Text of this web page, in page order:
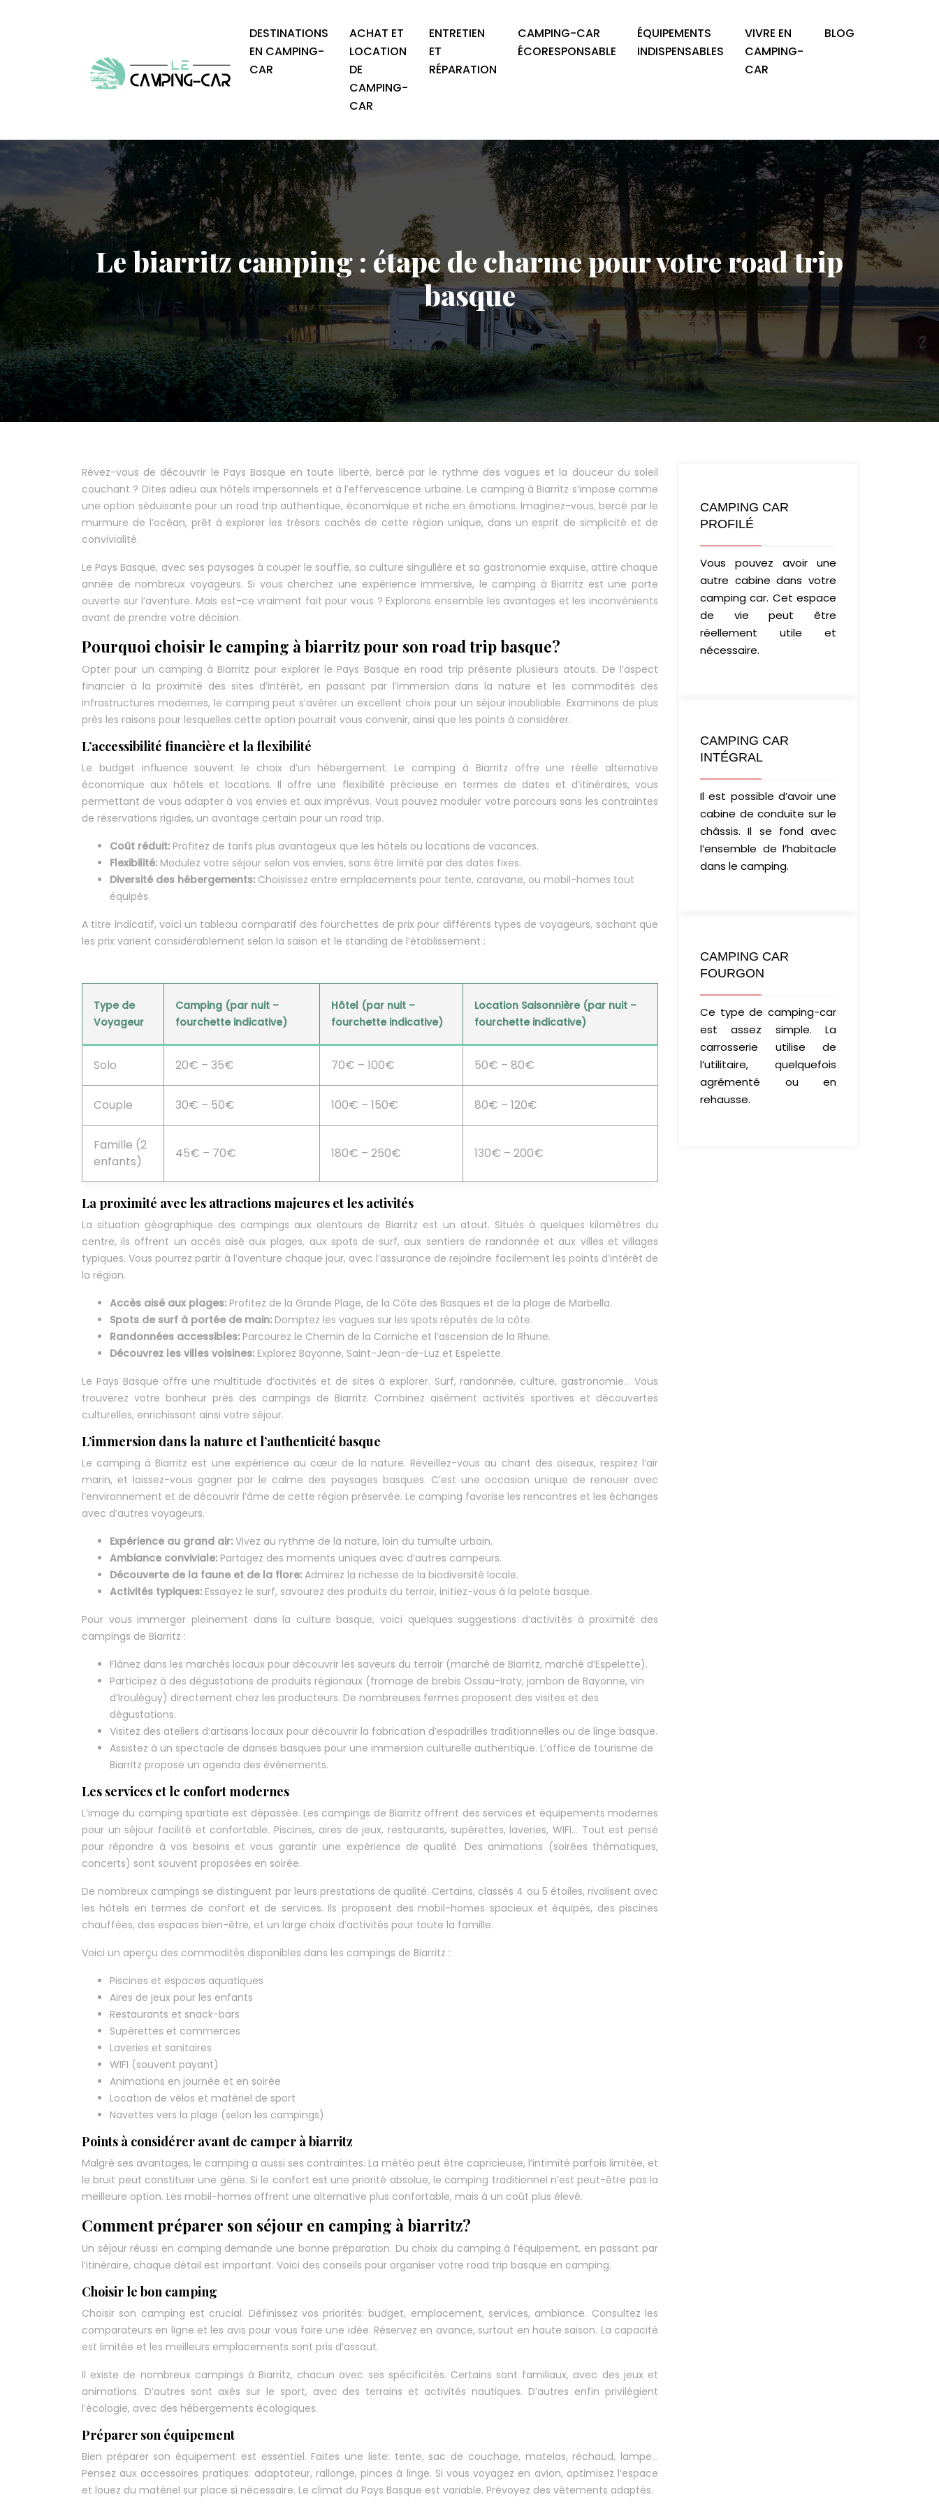
DESTINATIONS
EN CAMPING-
CAR
ACHAT ET
LOCATION
DE
CAMPING-
CAR
ENTRETIEN
ET
RÉPARATION
CAMPING-CAR
ÉCORESPONSABLE
ÉQUIPEMENTS
INDISPENSABLES
VIVRE EN
CAMPING-
CAR
BLOG
Le biarritz camping : étape de charme pour votre road trip
basque
Rêvez-vous de découvrir le Pays Basque en toute liberté, bercé par le rythme des vagues et la douceur du soleil
couchant ? Dites adieu aux hôtels impersonnels et à l’effervescence urbaine. Le camping à Biarritz s’impose comme
une option séduisante pour un road trip authentique, économique et riche en émotions. Imaginez-vous, bercé par le
murmure de l’océan, prêt à explorer les trésors cachés de cette région unique, dans un esprit de simplicité et de
convivialité.
Le Pays Basque, avec ses paysages à couper le souffle, sa culture singulière et sa gastronomie exquise, attire chaque
année de nombreux voyageurs. Si vous cherchez une expérience immersive, le camping à Biarritz est une porte
ouverte sur l’aventure. Mais est-ce vraiment fait pour vous ? Explorons ensemble les avantages et les inconvénients
avant de prendre votre décision.
Pourquoi choisir le camping à biarritz pour son road trip basque?
Opter pour un camping à Biarritz pour explorer le Pays Basque en road trip présente plusieurs atouts. De l’aspect
financier à la proximité des sites d’intérêt, en passant par l’immersion dans la nature et les commodités des
infrastructures modernes, le camping peut s’avérer un excellent choix pour un séjour inoubliable. Examinons de plus
près les raisons pour lesquelles cette option pourrait vous convenir, ainsi que les points à considérer.
L’accessibilité financière et la flexibilité
Le budget influence souvent le choix d’un hébergement. Le camping à Biarritz offre une réelle alternative
économique aux hôtels et locations. Il offre une flexibilité précieuse en termes de dates et d’itinéraires, vous
permettant de vous adapter à vos envies et aux imprévus. Vous pouvez moduler votre parcours sans les contraintes
de réservations rigides, un avantage certain pour un road trip.
Coût réduit: Profitez de tarifs plus avantageux que les hôtels ou locations de vacances.
Flexibilité: Modulez votre séjour selon vos envies, sans être limité par des dates fixes.
Diversité des hébergements: Choisissez entre emplacements pour tente, caravane, ou mobil-homes tout
équipés.
A titre indicatif, voici un tableau comparatif des fourchettes de prix pour différents types de voyageurs, sachant que
les prix varient considérablement selon la saison et le standing de l’établissement :
Type de
Voyageur
Camping (par nuit –
fourchette indicative)
Hôtel (par nuit –
fourchette indicative)
Location Saisonnière (par nuit –
fourchette indicative)
Solo 20€ – 35€ 70€ – 100€ 50€ – 80€
Couple 30€ – 50€ 100€ – 150€ 80€ – 120€
Famille (2
enfants)
45€ – 70€ 180€ – 250€ 130€ – 200€
La proximité avec les attractions majeures et les activités
La situation géographique des campings aux alentours de Biarritz est un atout. Situés à quelques kilomètres du
centre, ils offrent un accès aisé aux plages, aux spots de surf, aux sentiers de randonnée et aux villes et villages
typiques. Vous pourrez partir à l’aventure chaque jour, avec l’assurance de rejoindre facilement les points d’intérêt de
la région.
Accès aisé aux plages: Profitez de la Grande Plage, de la Côte des Basques et de la plage de Marbella.
Spots de surf à portée de main: Domptez les vagues sur les spots réputés de la côte.
Randonnées accessibles: Parcourez le Chemin de la Corniche et l’ascension de la Rhune.
Découvrez les villes voisines: Explorez Bayonne, Saint-Jean-de-Luz et Espelette.
Le Pays Basque offre une multitude d’activités et de sites à explorer. Surf, randonnée, culture, gastronomie… Vous
trouverez votre bonheur près des campings de Biarritz. Combinez aisément activités sportives et découvertes
culturelles, enrichissant ainsi votre séjour.
L’immersion dans la nature et l’authenticité basque
Le camping à Biarritz est une expérience au cœur de la nature. Réveillez-vous au chant des oiseaux, respirez l’air
marin, et laissez-vous gagner par le calme des paysages basques. C’est une occasion unique de renouer avec
l’environnement et de découvrir l’âme de cette région préservée. Le camping favorise les rencontres et les échanges
avec d’autres voyageurs.
Expérience au grand air: Vivez au rythme de la nature, loin du tumulte urbain.
Ambiance conviviale: Partagez des moments uniques avec d’autres campeurs.
Découverte de la faune et de la flore: Admirez la richesse de la biodiversité locale.
Activités typiques: Essayez le surf, savourez des produits du terroir, initiez-vous à la pelote basque.
Pour vous immerger pleinement dans la culture basque, voici quelques suggestions d’activités à proximité des
campings de Biarritz :
Flânez dans les marchés locaux pour découvrir les saveurs du terroir (marché de Biarritz, marché d’Espelette).
Participez à des dégustations de produits régionaux (fromage de brebis Ossau-Iraty, jambon de Bayonne, vin
d’Irouléguy) directement chez les producteurs. De nombreuses fermes proposent des visites et des
dégustations.
Visitez des ateliers d’artisans locaux pour découvrir la fabrication d’espadrilles traditionnelles ou de linge basque.
Assistez à un spectacle de danses basques pour une immersion culturelle authentique. L’office de tourisme de
Biarritz propose un agenda des événements.
Les services et le confort modernes
L’image du camping spartiate est dépassée. Les campings de Biarritz offrent des services et équipements modernes
pour un séjour facilité et confortable. Piscines, aires de jeux, restaurants, supérettes, laveries, WIFI… Tout est pensé
pour répondre à vos besoins et vous garantir une expérience de qualité. Des animations (soirées thématiques,
concerts) sont souvent proposées en soirée.
De nombreux campings se distinguent par leurs prestations de qualité. Certains, classés 4 ou 5 étoiles, rivalisent avec
les hôtels en termes de confort et de services. Ils proposent des mobil-homes spacieux et équipés, des piscines
chauffées, des espaces bien-être, et un large choix d’activités pour toute la famille.
Voici un aperçu des commodités disponibles dans les campings de Biarritz :
Piscines et espaces aquatiques
Aires de jeux pour les enfants
Restaurants et snack-bars
Supérettes et commerces
Laveries et sanitaires
WIFI (souvent payant)
Animations en journée et en soirée
Location de vélos et matériel de sport
Navettes vers la plage (selon les campings)
Points à considérer avant de camper à biarritz
Malgré ses avantages, le camping a aussi ses contraintes. La météo peut être capricieuse, l’intimité parfois limitée, et
le bruit peut constituer une gêne. Si le confort est une priorité absolue, le camping traditionnel n’est peut-être pas la
meilleure option. Les mobil-homes offrent une alternative plus confortable, mais à un coût plus élevé.
Comment préparer son séjour en camping à biarritz?
Un séjour réussi en camping demande une bonne préparation. Du choix du camping à l’équipement, en passant par
l’itinéraire, chaque détail est important. Voici des conseils pour organiser votre road trip basque en camping.
Choisir le bon camping
Choisir son camping est crucial. Définissez vos priorités: budget, emplacement, services, ambiance. Consultez les
comparateurs en ligne et les avis pour vous faire une idée. Réservez en avance, surtout en haute saison. La capacité
est limitée et les meilleurs emplacements sont pris d’assaut.
Il existe de nombreux campings à Biarritz, chacun avec ses spécificités. Certains sont familiaux, avec des jeux et
animations. D’autres sont axés sur le sport, avec des terrains et activités nautiques. D’autres enfin privilégient
l’écologie, avec des hébergements écologiques.
Préparer son équipement
Bien préparer son équipement est essentiel. Faites une liste: tente, sac de couchage, matelas, réchaud, lampe…
Pensez aux accessoires pratiques: adaptateur, rallonge, pinces à linge. Si vous voyagez en avion, optimisez l’espace
et louez du matériel sur place si nécessaire. Le climat du Pays Basque est variable. Prévoyez des vêtements adaptés.
CAMPING CAR
PROFILÉ
Vous pouvez avoir une
autre cabine dans votre
camping car. Cet espace
de vie peut être
réellement utile et
nécessaire.
CAMPING CAR
INTÉGRAL
Il est possible d’avoir une
cabine de conduite sur le
châssis. Il se fond avec
l’ensemble de l’habitacle
dans le camping.
CAMPING CAR
FOURGON
Ce type de camping-car
est assez simple. La
carrosserie utilise de
l’utilitaire, quelquefois
agrémenté ou en
rehausse.